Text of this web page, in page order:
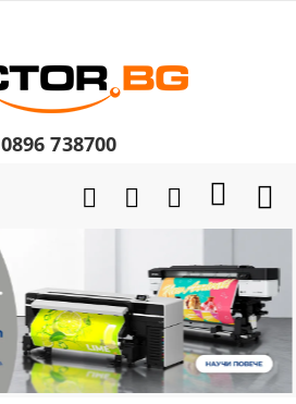
0896 738700